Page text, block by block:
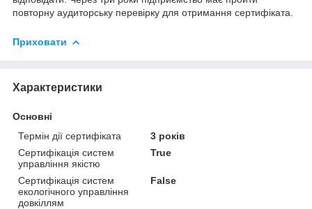
повторну аудиторську перевірку для отримання сертифіката.
Приховати
Характеристики
Основні
Термін дії сертифіката
3 років
Сертифікація систем
управління якістю
True
Сертифікація систем
екологічного управління
довкіллям
False